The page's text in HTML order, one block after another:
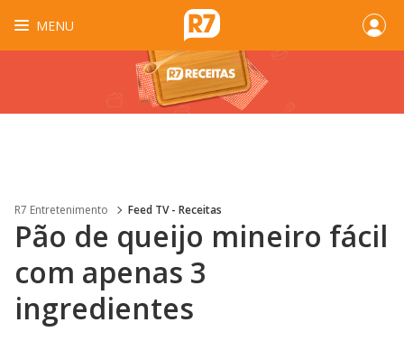
MENU
R7 Entretenimento Feed TV - Receitas
Pão de queijo mineiro fácil
com apenas 3
ingredientes